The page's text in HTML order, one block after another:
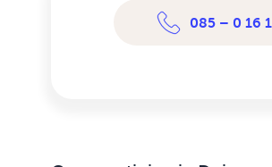
085 – 0 16